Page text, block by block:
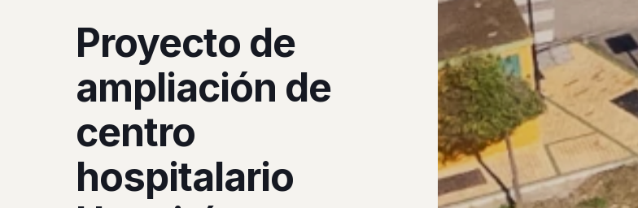
Proyecto de
ampliación de
centro
hospitalario